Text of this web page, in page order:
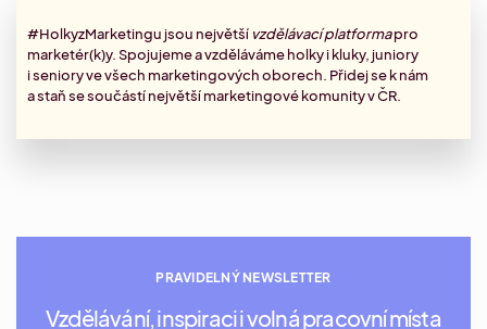
#HolkyzMarketingu jsou největší vzdělávací platformapro
marketér(k)y. Spojujeme a vzděláváme holky i kluky, juniory
i seniory ve všech marketingových oborech. Přidej se k nám
a staň se součástí největší marketingové komunity v ČR.
PRAVIDELNÝ NEWSLETTER
Vzdělávání, inspiraci i volná pracovní místa